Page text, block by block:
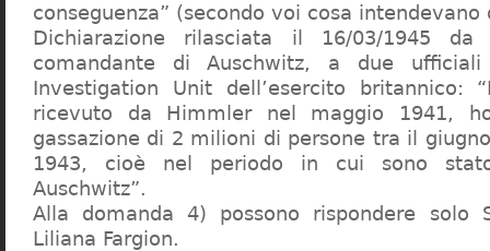
conseguenza” (secondo voi cosa intendevano
Dichiarazione rilasciata il 16/03/1945
comandante di Auschwitz, a due
Investigation Unit dell’esercito britannico:
ricevuto da Himmler nel maggio 1941,
gassazione di 2 milioni di persone tra il
1943, cioè nel periodo in cui sono
Auschwitz”.
Alla domanda 4) possono rispondere solo
Liliana Fargion.